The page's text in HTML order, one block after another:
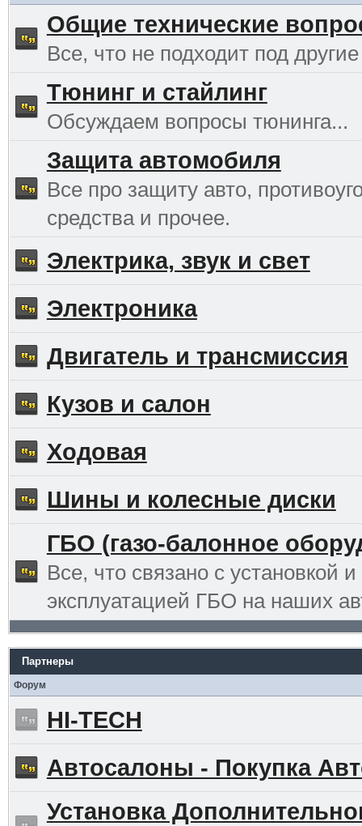
Общие технические
Все, что не подходит под другие
Тюнинг и стайлинг
Обсуждаем вопросы тюнинга...
Защита автомобиля
Все про защиту авто,
средства и прочее.
Электрика, звук и свет
Электроника
Двигатель и трансмиссия
Кузов и салон
Ходовая
Шины и колесные диски
ГБО (газо-балонное
Все, что связано с установкой и
эксплуатацией ГБО на наших
Партнеры
Форум
HI-TECH
Автосалоны - Покупка
Установка